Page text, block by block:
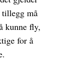
tillegg må
kunne fly,
for å